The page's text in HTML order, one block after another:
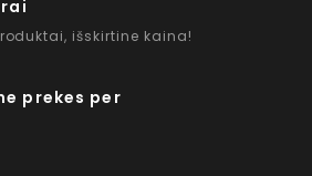
išskirtine kaina!
prekes per